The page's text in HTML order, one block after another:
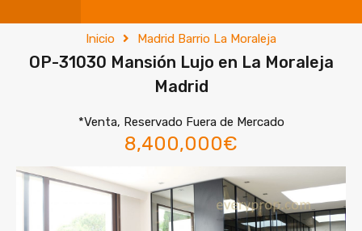
Inicio Madrid Barrio La Moraleja
OP-31030 Mansión Lujo en La Moraleja
Madrid
*Venta, Reservado Fuera de Mercado
8,400,000€